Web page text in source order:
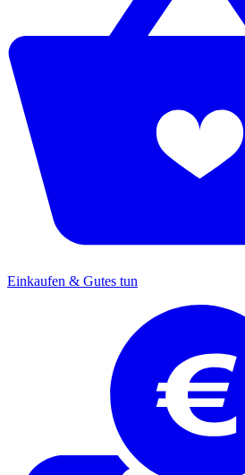
Einkaufen & Gutes tun